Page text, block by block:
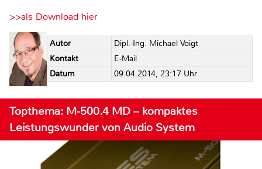
>>als Download hier
Autor
Dipl.-Ing. Michael Voigt
Kontakt
E-Mail
Datum
09.04.2014, 23:17 Uhr
Topthema: M-500.4 MD – kompaktes
Leistungswunder von Audio System